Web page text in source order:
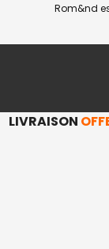
Rom&nd
LIVRAISON